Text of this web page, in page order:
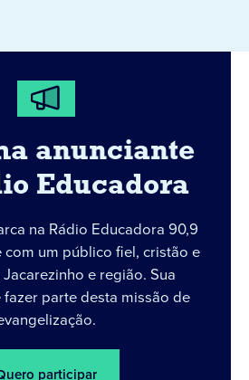
anunciante
Educadora
na Rádio Educadora 90,9
com um público fiel, cristão e
e região. Sua
parte desta missão de
participar